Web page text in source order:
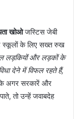
खोओजस्टिस जेबी
स्कूलों के लिए सख्त रुख
लड़कियों और लड़कों के
देने में विफल रहते हैं,
अगर सरकारें और
तो उन्हें जवाबदेह